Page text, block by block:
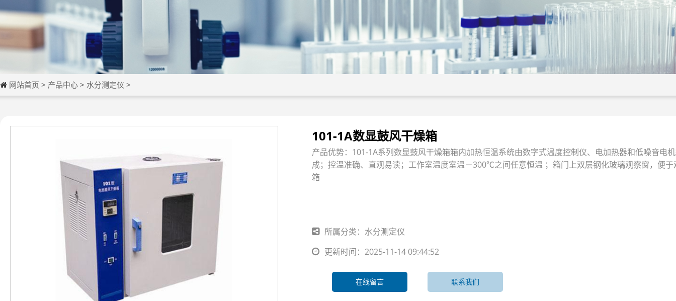
网站首页 > 产品中心 > 水分测定仪 >
101-1A数显鼓风干燥箱
产品优势：101-1A系列数显鼓风干燥箱箱内加热恒温系统由数字式温度控制仪、电加热器和低噪音电
成；控温准确、直观易读；工作室温度室温－300℃之间任意恒温 ；箱门上双层钢化玻璃观察窗，便于
箱
所属分类：水分测定仪
更新时间：2025-11-14 09:44:52
在线留言 联系我们